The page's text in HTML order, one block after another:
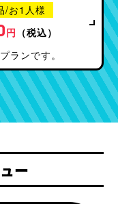
1,000名様以下
す
100名様以上の
パーティー
ブライダル・
展示会・
商品発表会
/お1人様
円 （税込）
ランです。
ー